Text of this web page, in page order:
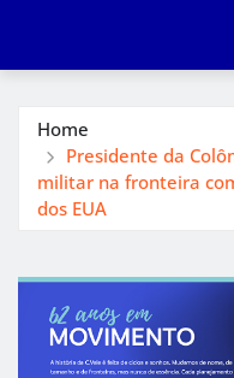
Home
Presidente da
militar na fronteira
dos EUA